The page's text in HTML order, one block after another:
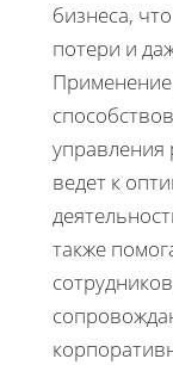
бизнеса,
потери и
управления
ведет к
также